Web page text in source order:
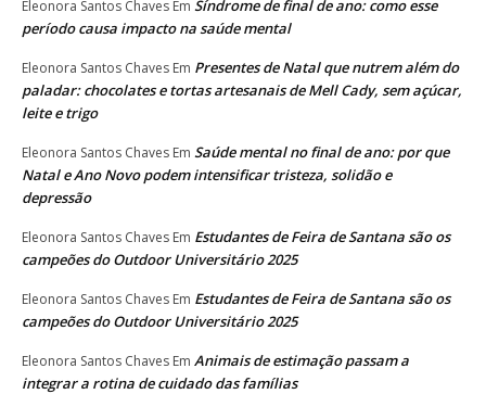
Eleonora Santos Chaves Em Síndrome de final de ano: como esse
período causa impacto na saúde mental
Eleonora Santos Chaves Em Presentes de Natal que nutrem além do
paladar: chocolates e tortas artesanais de Mell Cady, sem açúcar,
leite e trigo
Eleonora Santos Chaves Em Saúde mental no final de ano: por que
Natal e Ano Novo podem intensificar tristeza, solidão e
depressão
Eleonora Santos Chaves Em Estudantes de Feira de Santana são os
campeões do Outdoor Universitário 2025
Eleonora Santos Chaves Em Estudantes de Feira de Santana são os
campeões do Outdoor Universitário 2025
Eleonora Santos Chaves Em Animais de estimação passam a
integrar a rotina de cuidado das famílias